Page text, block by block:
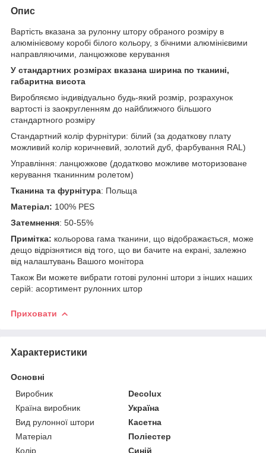
Опис
Вартість вказана за рулонну штору обраного розміру в
алюмінієвому коробі білого кольору, з бічними алюмінієвими
направляючими, ланцюжкове керування
У стандартних розмірах вказана ширина по тканині,
габаритна висота
Виробляємо індивідуально будь-який розмір, розрахунок
вартості із заокругленням до найближчого більшого
стандартного розміру
Стандартний колір фурнітури: білий (за додаткову плату
можливий колір коричневий, золотий дуб, фарбування RAL)
Управління: ланцюжкове (додатково можливе моторизоване
керування тканинним ролетом)
Тканина та фурнітура: Польща
Матеріал: 100% PES
Затемнення: 50-55%
Примітка: кольорова гама тканини, що відображається, може
дещо відрізнятися від того, що ви бачите на екрані, залежно
від налаштувань Вашого монітора
Також Ви можете вибрати готові рулонні штори з інших наших
серій: асортимент рулонних штор
Приховати
Характеристики
Основні
Виробник
Decolux
Країна виробник
Україна
Вид рулонної штори
Касетна
Матеріал
Поліестер
Колір
Синій